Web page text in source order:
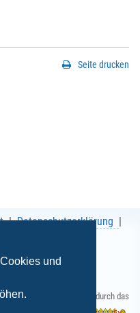
und
Seite drucken
Datenschutzerklärung
Gefördert durch das